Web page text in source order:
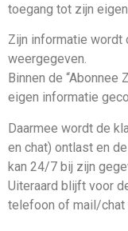
toegang tot zijn
Zijn informatie wordt
weergegeven.
Binnen de “Abonnee
eigen informatie
Daarmee wordt de
en chat) ontlast en
kan 24/7 bij zijn
Uiteraard blijft voor
telefoon of mail/chat